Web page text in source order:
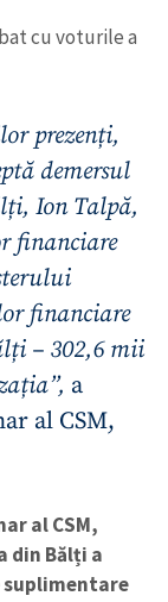
cu voturile a
prezenți,
demersul
Ion Talpă,
financiare
financiare
– 302,6 mii
a
al CSM,
al CSM,
din Bălți a